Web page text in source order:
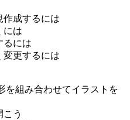
作成するには
には
るには
変更するには
を組み合わせてイラストを
う